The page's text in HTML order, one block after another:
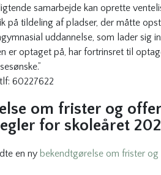
samarbejde kan oprette
på tildeling af pladser, der måtte
uddannelse, som lader
er optaget på, har fortrinsret til
60227622
om frister og
for skoleåret
en ny bekendtgørelse om frister